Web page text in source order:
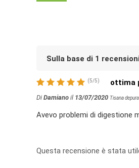
Sulla base di 1 recensioni
(5/5) ottima
Di Damiano il 13/07/2020 Tisana
Avevo problemi di digestione
Questa recensione è stata